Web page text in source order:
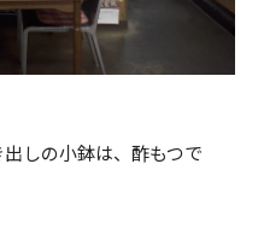
しの小鉢は、酢もつで